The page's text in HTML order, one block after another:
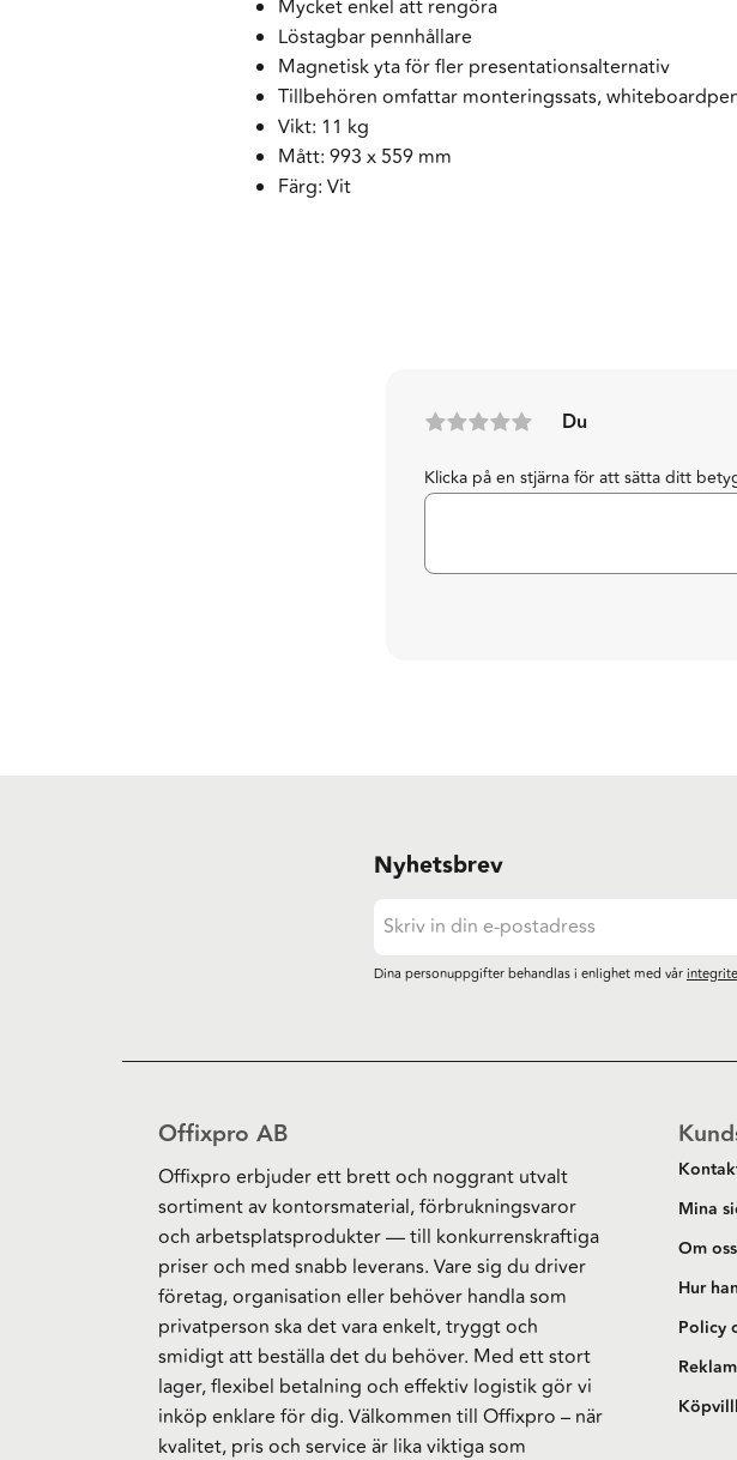
Mycket enkel att rengöra
Löstagbar pennhållare
Magnetisk yta för fler presentationsalternativ
Tillbehören omfattar monteringssats,
Vikt: 11 kg
Mått: 993 x 559 mm
Färg: Vit
Du
Klicka på en stjärna för att sätta ditt
Nyhetsbrev
Dina personuppgifter behandlas i enlighet med vår
Offixpro AB
Offixpro erbjuder ett brett och noggrant utvalt
sortiment av kontorsmaterial, förbrukningsvaror
och arbetsplatsprodukter — till konkurrenskraftiga
priser och med snabb leverans. Vare sig du driver
företag, organisation eller behöver handla som
privatperson ska det vara enkelt, tryggt och
smidigt att beställa det du behöver. Med ett stort
lager, flexibel betalning och effektiv logistik gör vi
inköp enklare för dig. Välkommen till Offixpro – när
kvalitet, pris och service är lika viktiga som
Mina
Om oss
Hur
Policy